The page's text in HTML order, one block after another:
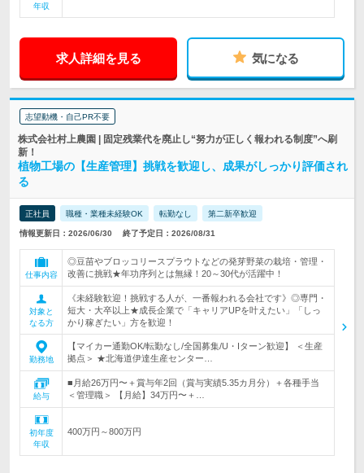
年収
求人詳細を見る 気になる
志望動機・自己PR不要
株式会社村上農園 | 固定残業代を廃止し“努力が正しく報われる制度”へ刷
新！
植物工場の【生産管理】挑戦を歓迎し、成果がしっかり評価され
る
正社員 職種・業種未経験OK 転勤なし 第二新卒歓迎
情報更新日：2026/06/30 終了予定日：2026/08/31
仕事内容
◎豆苗やブロッコリースプラウトなどの発芽野菜の栽培・管理・
改善に挑戦★年功序列とは無縁！20～30代が活躍中！
対象と
なる方
《未経験歓迎！挑戦する人が、一番報われる会社です》◎専門・
短大・大卒以上★成長企業で「キャリアUPを叶えたい」「しっ
かり稼ぎたい」方を歓迎！
勤務地
【マイカー通勤OK/転勤なし/全国募集/U・Iターン歓迎】 ＜生産
拠点＞ ★北海道伊達生産センター…
給与
■月給26万円〜＋賞与年2回（賞与実績5.35カ月分）＋各種手当
＜管理職＞ 【月給】34万円〜＋…
初年度
年収
400万円～800万円